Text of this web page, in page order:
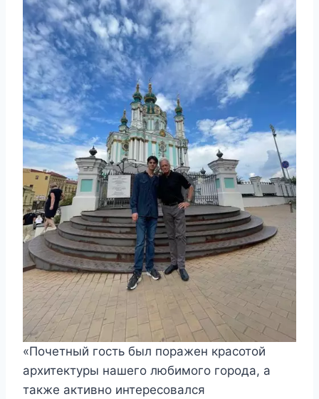
«Почетный гость был поражен красотой
архитектуры нашего любимого города, а
также активно интересовался